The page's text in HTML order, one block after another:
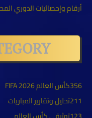
أرقام وإحصائيات الدوري
كأس العالم FIFA 2026356
تحليل وتقارير المباريات211